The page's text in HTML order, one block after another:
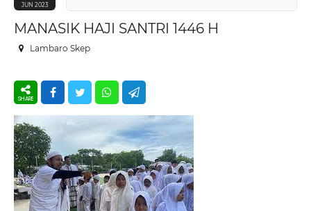
JUN 2023
MANASIK HAJI SANTRI 1446 H
Lambaro Skep